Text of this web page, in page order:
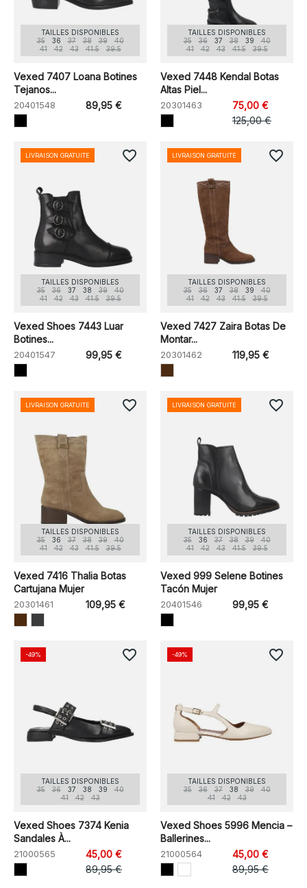
TAILLES DISPONIBLES
35
36 37 38 39
40
41
42 43 41.5 39.5
Vexed 7407 Loana Botines
Tejanos...
20401548 89,95 €
TAILLES DISPONIBLES
35
36 37 38 39
40
41
42 43 41.5 39.5
Vexed 7448 Kendal Botas
Altas Piel...
20301463
75,00 €
125,00 €
TAILLES DISPONIBLES
35
36 37 38 39
40
41
42 43 41.5 39.5
Vexed Shoes 7443 Luar
Botines...
20401547 99,95 €
LIVRAISON GRATUITE favorite_border
TAILLES DISPONIBLES
35
36 37 38 39
40
41
42 43 41.5 39.5
Vexed 7427 Zaira Botas De
Montar...
20301462 119,95 €
LIVRAISON GRATUITE favorite_border
TAILLES DISPONIBLES
35
36 37 38 39
40
41
42 43 41.5 39.5
Vexed 7416 Thalia Botas
Cartujana Mujer
20301461 109,95 €
LIVRAISON GRATUITE favorite_border
TAILLES DISPONIBLES
35
36 37 38 39
40
41
42 43 41.5 39.5
Vexed 999 Selene Botines
Tacón Mujer
20401546 99,95 €
LIVRAISON GRATUITE favorite_border
TAILLES DISPONIBLES
35
36 37 38 39
40
41
42 43
Vexed Shoes 7374 Kenia
Sandales À...
21000565
45,00 €
89,95 €
-49% favorite_border
TAILLES DISPONIBLES
35
36 37 38 39
40
41
42 43
Vexed Shoes 5996 Mencia –
Ballerines...
21000564
45,00 €
89,95 €
-49% favorite_border